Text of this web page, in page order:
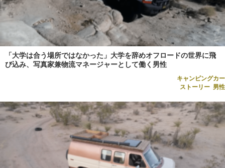
「大学は合う場所ではなかった」大学を辞めオフロードの世界に飛
び込み、写真家兼物流マネージャーとして働く男性
キャンピングカー
ストーリー 男性